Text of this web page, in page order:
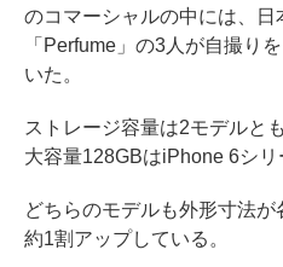
のコマーシャルの中には、日
「Perfume」の3人が自撮り
いた。
ストレージ容量は2モデルと
大容量128GBはiPhone 6シリ
どちらのモデルも外形寸法
約1割アップしている。